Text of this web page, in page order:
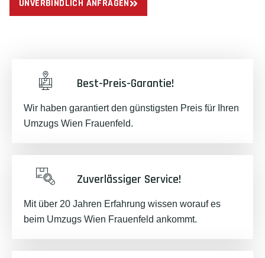
UNVERBINDLICH ANFRAGEN
Best-Preis-Garantie!
Wir haben garantiert den günstigsten Preis für Ihren
Umzugs Wien Frauenfeld.
Zuverlässiger Service!
Mit über 20 Jahren Erfahrung wissen worauf es
beim Umzugs Wien Frauenfeld ankommt.